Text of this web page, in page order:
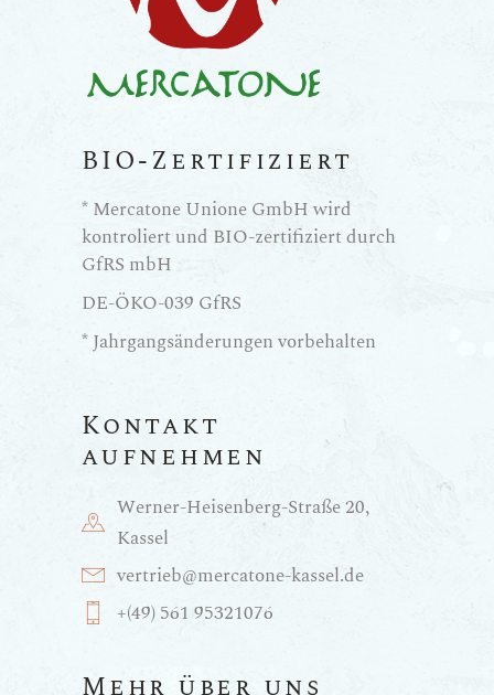
BIO-Zertifiziert
* Mercatone Unione GmbH wird
kontroliert und BIO-zertifiziert durch
GfRS mbH
DE-ÖKO-039 GfRS
* Jahrgangsänderungen vorbehalten
Kontakt
aufnehmen
Werner-Heisenberg-Straße 20,
Kassel
vertrieb@mercatone-kassel.de
+(49) 561 95321076